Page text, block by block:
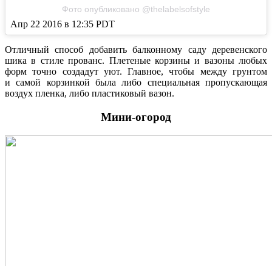
Фото опубликовано @thelabelsofstyle
Апр 22 2016 в 12:35 PDT
Отличный способ добавить балконному саду деревенского
шика в стиле прованс. Плетеные корзины и вазоны любых
форм точно создадут уют. Главное, чтобы между грунтом
и самой корзинкой была либо специальная пропускающая
воздух пленка, либо пластиковый вазон.
Мини-огород